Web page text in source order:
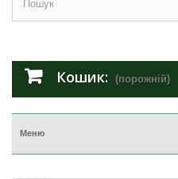
Кошик: (порожній)
Меню